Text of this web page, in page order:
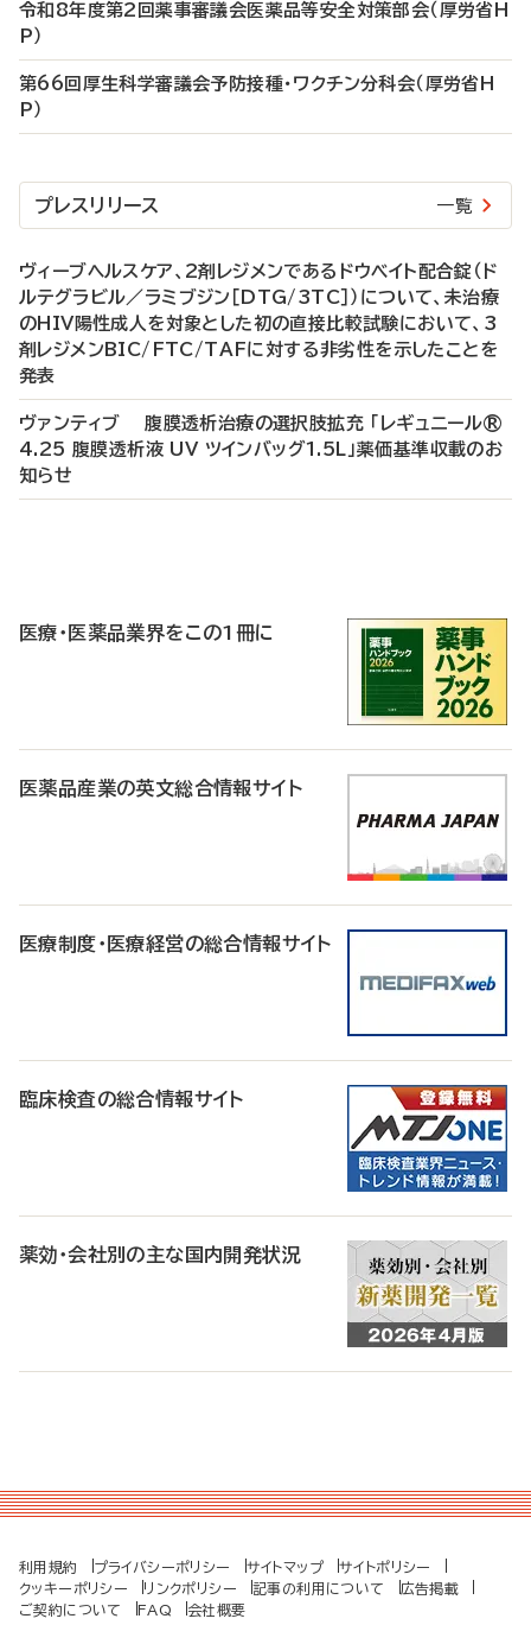
令和8年度第2回薬事審議会医薬品等安全対策部会（厚労省H
P）
第66回厚生科学審議会予防接種・ワクチン分科会（厚労省H
P）
プレスリリース 一覧
ヴィーブヘルスケア、2剤レジメンであるドウベイト配合錠（ド
ルテグラビル／ラミブジン［DTG/3TC］）について、未治療
のHIV陽性成人を対象とした初の直接比較試験において、3
剤レジメンBIC/FTC/TAFに対する非劣性を示したことを
発表
ヴァンティブ 腹膜透析治療の選択肢拡充 「レギュニール®
4.25 腹膜透析液 UV ツインバッグ1.5L」薬価基準収載のお
知らせ
医療・医薬品業界をこの1冊に
医薬品産業の英文総合情報サイト
医療制度・医療経営の総合情報サイト
臨床検査の総合情報サイト
薬効・会社別の主な国内開発状況
利用規約 プライバシーポリシー サイトマップ
サイトポリシー
クッキーポリシー
リンクポリシー 記事の利用について
広告掲載
ご契約について
FAQ 会社概要